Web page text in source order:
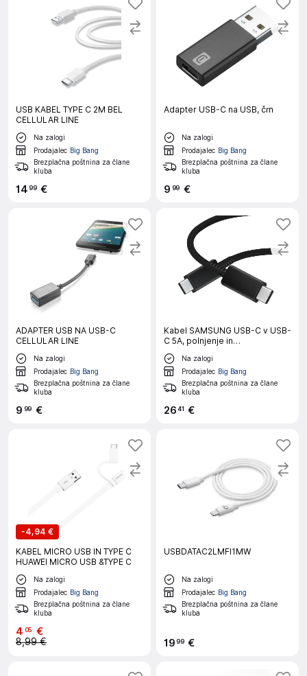
USB KABEL TYPE C 2M BEL
CELLULAR LINE
Na zalogi
Prodajalec Big Bang
Brezplačna poštnina za člane
kluba
1499 €
Adapter USB-C na USB, črn
Na zalogi
Prodajalec Big Bang
Brezplačna poštnina za člane
kluba
9 99 €
ADAPTER USB NA USB-C
CELLULAR LINE
Na zalogi
Prodajalec Big Bang
Brezplačna poštnina za člane
kluba
9 99 €
Kabel SAMSUNG USB-C v USB-
C 5A, polnjenje in
sinhronizacija, dolžina 1,8 m,
črn (EP-DX510JBE)
Na zalogi
Prodajalec Big Bang
Brezplačna poštnina za člane
kluba
2641 €
-4,94 €
KABEL MICRO USB IN TYPE C
HUAWEI MICRO USB &TYPE C
Na zalogi
Prodajalec Big Bang
Brezplačna poštnina za člane
kluba
4 05 €
8,99 €
USBDATAC2LMFI1MW
Na zalogi
Prodajalec Big Bang
Brezplačna poštnina za člane
kluba
1999 €